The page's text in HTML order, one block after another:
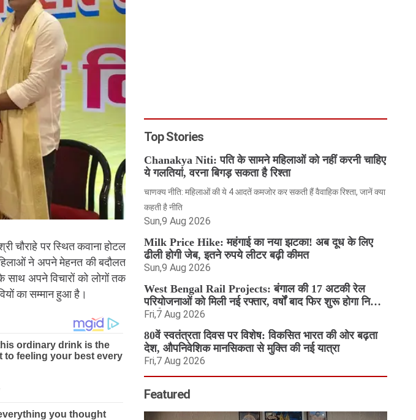
चौराहे पर स्थित कवाना होटल
ने अपने मेहनत की बदौलत
अपने विचारों को लोगों तक
का सम्मान हुआ है।
Top Stories
Chanakya Niti: पति के सामने महिलाओं को नहीं करनी चाहिए
ये गलतियां, वरना बिगड़ सकता है रिश्ता
चाणक्य नीति: महिलाओं की ये 4 आदतें कमजोर कर सकती हैं वैवाहिक रिश्ता, जानें क्या
कहती है नीति
Sun,9 Aug 2026
Milk Price Hike: महंगाई का नया झटका! अब दूध के लिए
ढीली होगी जेब, इतने रुपये लीटर बढ़ी कीमत
Sun,9 Aug 2026
West Bengal Rail Projects: बंगाल की 17 अटकी रेल
परियोजनाओं को मिली नई रफ्तार, वर्षों बाद फिर शुरू होगा निर्माण
कार्य
Fri,7 Aug 2026
80वें स्वतंत्रता दिवस पर विशेष: विकसित भारत की ओर बढ़ता
देश, औपनिवेशिक मानसिकता से मुक्ति की नई यात्रा
Fri,7 Aug 2026
Featured